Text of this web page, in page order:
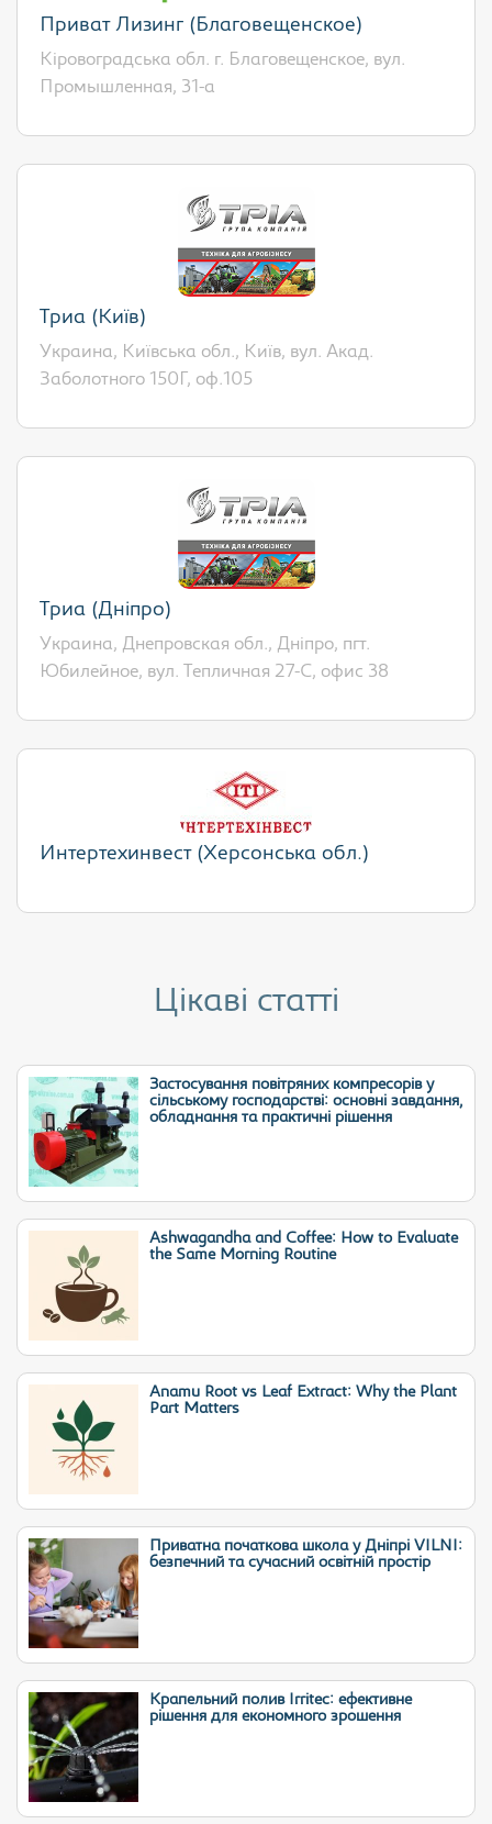
Приват Лизинг (Благовещенское)
Кіровоградська обл. г. Благовещенское, вул.
Промышленная, 31-а
Триа (Київ)
Украина, Київська обл., Київ, вул. Акад.
Заболотного 150Г, оф.105
Триа (Дніпро)
Украина, Днепровская обл., Дніпро, пгт.
Юбилейное, вул. Тепличная 27-С, офис 38
Интертехинвест (Херсонська обл.)
Цікаві статті
Застосування повітряних компресорів у
сільському господарстві: основні завдання,
обладнання та практичні рішення
Ashwagandha and Coffee: How to Evaluate
the Same Morning Routine
Anamu Root vs Leaf Extract: Why the Plant
Part Matters
Приватна початкова школа у Дніпрі VILNI:
безпечний та сучасний освітній простір
Крапельний полив Irritec: ефективне
рішення для економного зрошення